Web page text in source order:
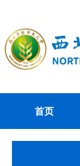
首页